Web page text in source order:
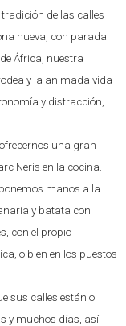
de las calles
nueva, con parada
África, nuestra
y la animada vida
y distracción,
una gran
Neris en la cocina.
manos a la
y batata con
con el propio
o bien en los puestos
sus calles están o
y muchos días, así